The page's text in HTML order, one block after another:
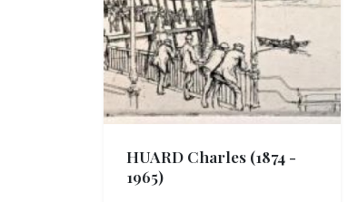
HUARD Charles (1874 -
1965)